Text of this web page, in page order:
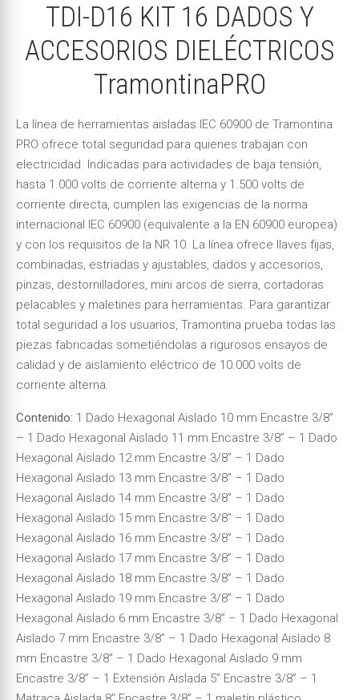
TDI-D16 KIT 16 DADOS Y
ACCESORIOS DIELÉCTRICOS
TramontinaPRO
La línea de herramientas aisladas IEC 60900 de Tramontina
PRO ofrece total seguridad para quienes trabajan con
electricidad. Indicadas para actividades de baja tensión,
hasta 1.000 volts de corriente alterna y 1.500 volts de
corriente directa, cumplen las exigencias de la norma
internacional IEC 60900 (equivalente a la EN 60900 europea)
y con los requisitos de la NR 10. La línea ofrece llaves fijas,
combinadas, estriadas y ajustables, dados y accesorios,
pinzas, destornilladores, mini arcos de sierra, cortadoras
pelacables y maletines para herramientas. Para garantizar
total seguridad a los usuarios, Tramontina prueba todas las
piezas fabricadas sometiéndolas a rigurosos ensayos de
calidad y de aislamiento eléctrico de 10.000 volts de
corriente alterna.
Contenido: 1 Dado Hexagonal Aislado 10 mm Encastre 3/8”
– 1 Dado Hexagonal Aislado 11 mm Encastre 3/8” – 1 Dado
Hexagonal Aislado 12 mm Encastre 3/8” – 1 Dado
Hexagonal Aislado 13 mm Encastre 3/8” – 1 Dado
Hexagonal Aislado 14 mm Encastre 3/8” – 1 Dado
Hexagonal Aislado 15 mm Encastre 3/8” – 1 Dado
Hexagonal Aislado 16 mm Encastre 3/8” – 1 Dado
Hexagonal Aislado 17 mm Encastre 3/8” – 1 Dado
Hexagonal Aislado 18 mm Encastre 3/8” – 1 Dado
Hexagonal Aislado 19 mm Encastre 3/8” – 1 Dado
Hexagonal Aislado 6 mm Encastre 3/8” – 1 Dado Hexagonal
Aislado 7 mm Encastre 3/8” – 1 Dado Hexagonal Aislado 8
mm Encastre 3/8” – 1 Dado Hexagonal Aislado 9 mm
Encastre 3/8” – 1 Extensión Aislada 5’’ Encastre 3/8” – 1